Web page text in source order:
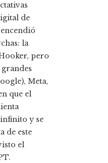
de
encendió
la
pero
Meta,
que el
y se
de este
el